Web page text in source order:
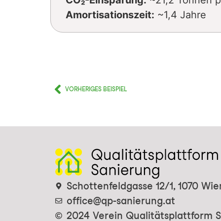
Amortisationszeit: ~1,4 Jahre
VORHERIGES BEISPIEL
Schottenfeldgasse 12/1, 1070
office@qp-sanierung.at
2024 Verein Qualitätsplattform